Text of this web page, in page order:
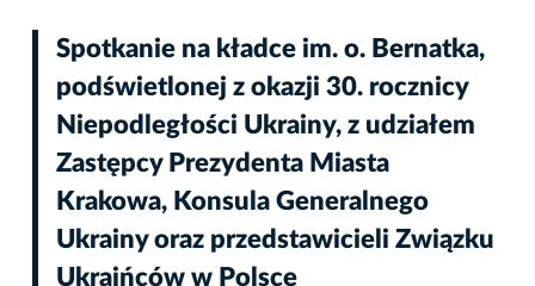
Spotkanie na kładce im. o. Bernatka,
podświetlonej z okazji 30. rocznicy
Niepodległości Ukrainy, z udziałem
Zastępcy Prezydenta Miasta
Krakowa, Konsula Generalnego
Ukrainy oraz przedstawicieli Związku
Ukraińców w Polsce